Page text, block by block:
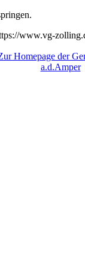
www.vg-